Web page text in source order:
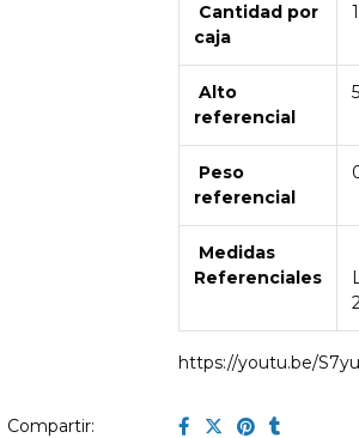
Cantidad por
caja
Alto
referencial
Peso
referencial
Medidas
Referenciales
https://youtu.be/
Compartir: